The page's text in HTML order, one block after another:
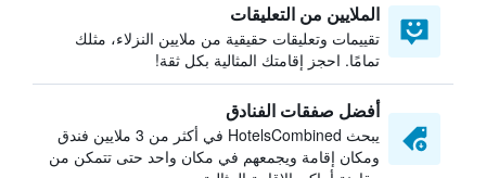
الملايين من التعليقات
تقييمات وتعليقات حقيقية من ملايين النزلاء، مثلك
تمامًا. احجز إقامتك المثالية بكل ثقة!
أفضل صفقات الفنادق
يبحث HotelsCombined في أكثر من 3 ملايين فندق
ومكان إقامة ويجمعهم في مكان واحد حتى تتمكن من